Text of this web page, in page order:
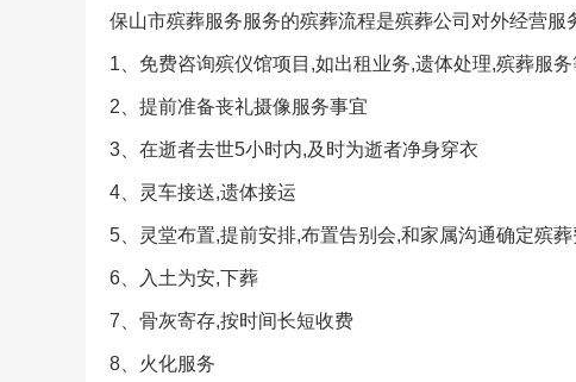
保山市殡葬服务服务的殡葬流程是殡葬公司对外经营服
1、免费咨询殡仪馆项目,如出租业务,遗体处理,殡葬服务
2、提前准备丧礼摄像服务事宜
3、在逝者去世5小时内,及时为逝者净身穿衣
4、灵车接送,遗体接运
5、灵堂布置,提前安排,布置告别会,和家属沟通确定殡
6、入土为安,下葬
7、骨灰寄存,按时间长短收费
8、火化服务